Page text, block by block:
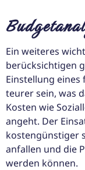
Ein weiteres
berücksichtigen
Einstellung
teurer sein, was
Kosten wie
angeht. Der
kostengünstiger
anfallen und die
werden können.